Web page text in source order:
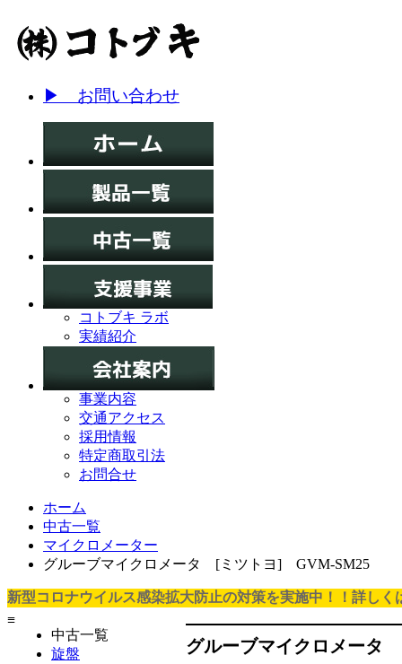
▶ お問い合わせ
コトブキ ラボ
実績紹介
事業内容
交通アクセス
採用情報
特定商取引法
お問合せ
ホーム
中古一覧
マイクロメーター
グルーブマイクロメータ [ミツトヨ] GVM-SM25
新型コロナウイルス感染拡大防止の対策を実施中！！詳しく
≡
中古一覧
旋盤
グルーブマイクロメー